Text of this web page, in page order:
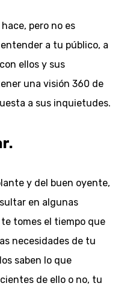
pero no es
a tu público, a
ellos y sus
una visión 360 de
a sus inquietudes.
y del buen oyente,
en algunas
tomes el tiempo que
necesidades de tu
saben lo que
de ello o no, tu